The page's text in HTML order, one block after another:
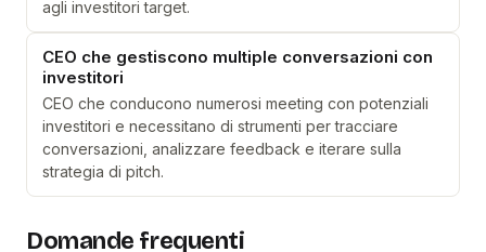
agli investitori target.
CEO che gestiscono multiple conversazioni con
investitori
CEO che conducono numerosi meeting con potenziali
investitori e necessitano di strumenti per tracciare
conversazioni, analizzare feedback e iterare sulla
strategia di pitch.
Domande frequenti